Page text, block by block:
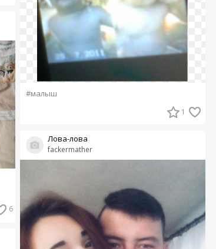
6
#малыш
1
fackermather
Лова-лова